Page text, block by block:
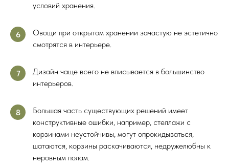
условий хранения.
6
Овощи при открытом хранении зачастую не эстетично
смотрятся в интерьере.
7
Дизайн чаще всего не вписывается в большинство
интерьеров.
8
Большая часть существующих решений имеет
конструктивные ошибки, например, стеллажи с
корзинами неустойчивы, могут опрокидываться,
шатаются, корзины раскачиваются, недружелюбны к
неровным полам.